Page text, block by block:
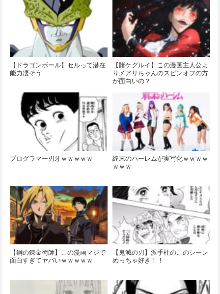
【ドラゴンボール】セルって潜在
能力凄そう
【賭ケグルイ】この漫画主人公よ
りメアリちゃんのスピンオフの方
が面白いの？
プログラマー刃牙ｗｗｗｗｗ
終末のハーレムが実写化ｗｗｗｗ
ｗｗｗ
【鋼の錬金術師】この漫画マジで
面白すぎてヤバいｗｗｗｗｗ
【鬼滅の刃】派手柱のこのシーン
めっちゃ好き！！